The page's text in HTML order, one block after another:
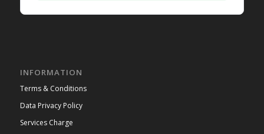
INFORMATION
Terms & Conditions
Data Privacy Policy
Services Charge